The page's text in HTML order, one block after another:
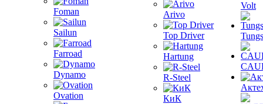
Foman
Sailun
Farroad
Dynamo
Ovation
Arivo
Top Driver
Hartung
R-Steel
КиК
Volt